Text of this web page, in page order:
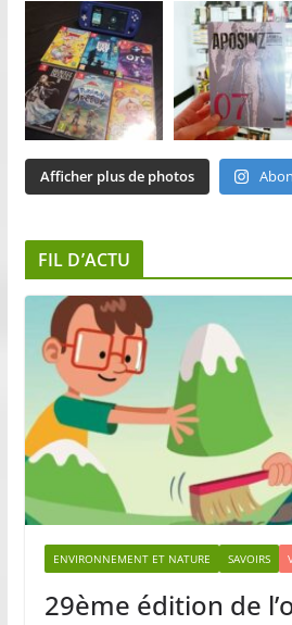
Afficher plus de photos
FIL D’ACTU
ENVIRONNEMENT ET NATURE SAVOIRS
29ème édition de